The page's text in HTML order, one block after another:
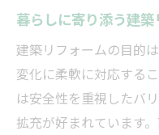
暮らしに寄り添う建
建築リフォームの目的
変化に柔軟に対応する
は安全性を重視したバ
拡充が好まれています